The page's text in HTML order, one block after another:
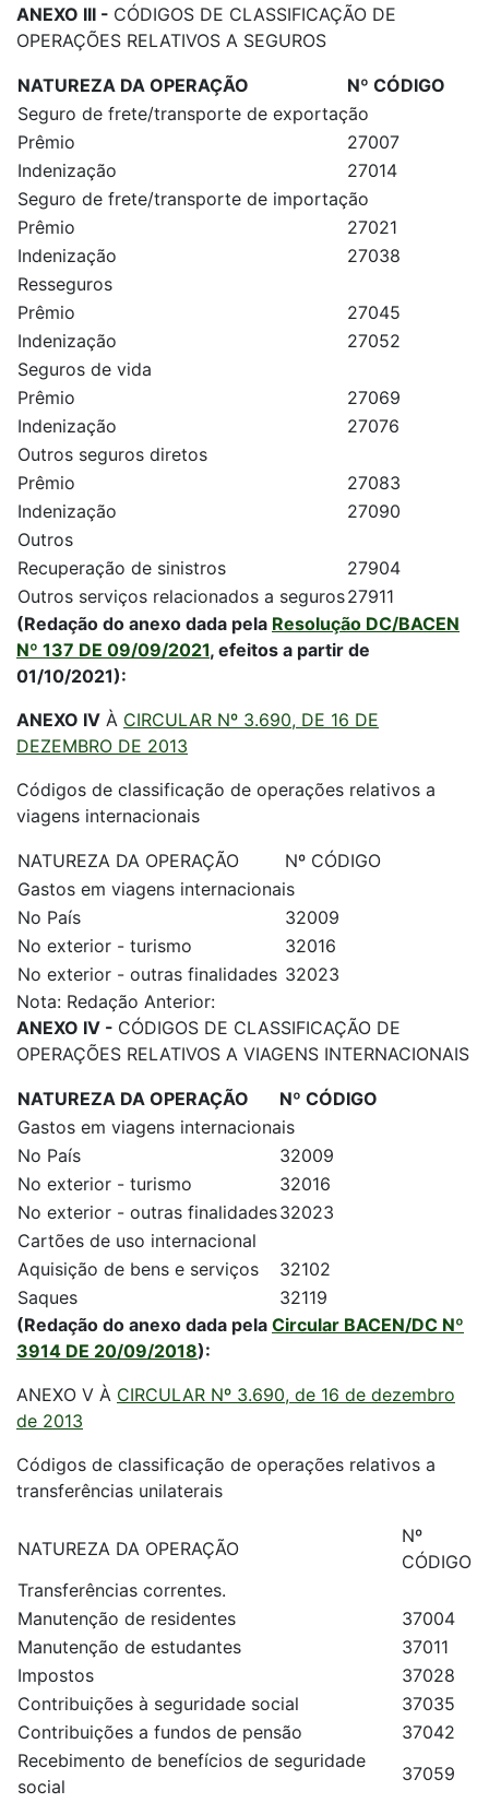
ANEXO III - CÓDIGOS DE CLASSIFICAÇÃO DE
OPERAÇÕES RELATIVOS A SEGUROS
NATUREZA DA OPERAÇÃO
Nº CÓDIGO
Seguro de frete/transporte de exportação
Prêmio
27007
Indenização
27014
Seguro de frete/transporte de importação
Prêmio
27021
Indenização
27038
Resseguros
Prêmio
27045
Indenização
27052
Seguros de vida
Prêmio
27069
Indenização
27076
Outros seguros diretos
Prêmio
27083
Indenização
27090
Outros
Recuperação de sinistros
27904
Outros serviços relacionados a seguros27911
(Redação do anexo dada pela Resolução DC/BACEN
Nº 137 DE 09/09/2021, efeitos a partir de
01/10/2021):
ANEXO IV À CIRCULAR Nº 3.690, DE 16 DE
DEZEMBRO DE 2013
Códigos de classificação de operações relativos a
viagens internacionais
NATUREZA DA OPERAÇÃO
Nº CÓDIGO
Gastos em viagens internacionais
No País
32009
No exterior - turismo
32016
No exterior - outras finalidades 32023
Nota: Redação Anterior:
ANEXO IV - CÓDIGOS DE CLASSIFICAÇÃO DE
OPERAÇÕES RELATIVOS A VIAGENS INTERNACIONAIS
NATUREZA DA OPERAÇÃO
Nº CÓDIGO
Gastos em viagens internacionais
No País
32009
No exterior - turismo
32016
No exterior - outras finalidades32023
Cartões de uso internacional
Aquisição de bens e serviços
32102
Saques
32119
(Redação do anexo dada pela Circular BACEN/DC Nº
3914 DE 20/09/2018):
ANEXO V À CIRCULAR Nº 3.690, de 16 de dezembro
de 2013
Códigos de classificação de operações relativos a
transferências unilaterais
NATUREZA DA OPERAÇÃO
Nº
CÓDIGO
Transferências correntes.
Manutenção de residentes
37004
Manutenção de estudantes
37011
Impostos
37028
Contribuições à seguridade social
37035
Contribuições a fundos de pensão
37042
Recebimento de benefícios de seguridade
social
37059